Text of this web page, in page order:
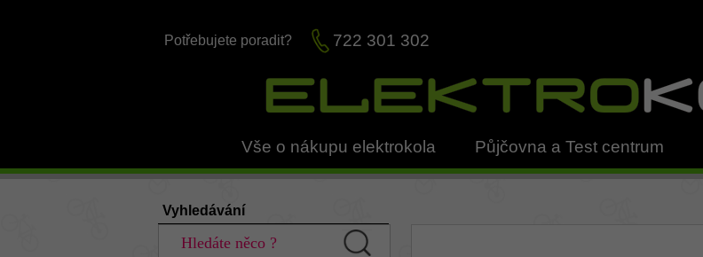
Potřebujete poradit? 722 301 302
Vše o nákupu elektrokola Půjčovna a Test centrum
Vyhledávání